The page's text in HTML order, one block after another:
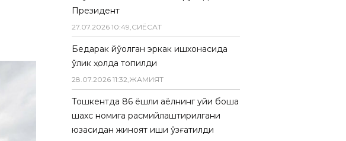
Президент
27.07.2026 10:49,СИËСАТ
Бедарак йўқолган эркак ишхонасида
ўлик ҳолда топилди
28.07.2026 11:32,ЖАМИЯТ
Тошкентда 86 ёшли аёлнинг уйи бошқа
шахс номига расмийлаштирилгани
юзасидан жиноят иши қўзғатилди